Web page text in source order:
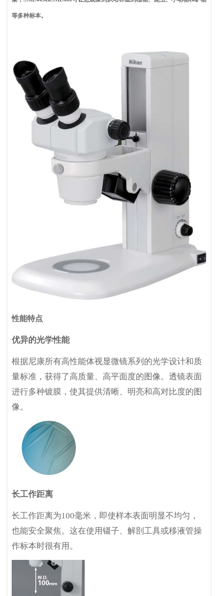
等多种标本。
性能特点
优异的光学性能
根据尼康所有高性能体视显微镜系列的光学设计和质
量标准，获得了高质量、高平面度的图像。透镜表面
进行多种镀膜，使其提供清晰、明亮和高对比度的图
像。
长工作距离
长工作距离为100毫米，即使样本表面明显不均匀，
也能安全聚焦。这在使用镊子、解剖工具或移液管操
作标本时很有用。